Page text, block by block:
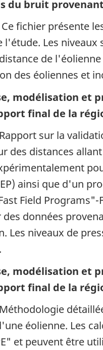
du bruit
Ce fichier présente
l'étude. Les
de
des éoliennes et
modélisation et
final de la
Rapport sur la
des distances
ainsi que d'un
Field Programs"-
des données
Les niveaux de
modélisation et
final de la
Méthodologie
éolienne. Les
et peuvent être